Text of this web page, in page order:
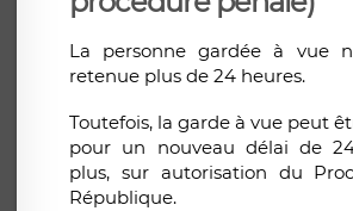
La personne gardée à vue
retenue plus de 24 heures.
Toutefois, la garde à vue peut
pour un nouveau délai de
plus, sur autorisation du
République.